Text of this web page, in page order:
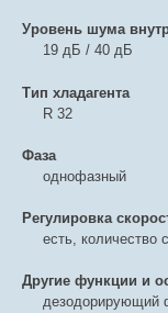
Уровень шума
19 дБ / 40 дБ
Тип хладагента
R 32
Фаза
однофазный
Регулировка
есть, количество
Другие функции и
дезодорирующий